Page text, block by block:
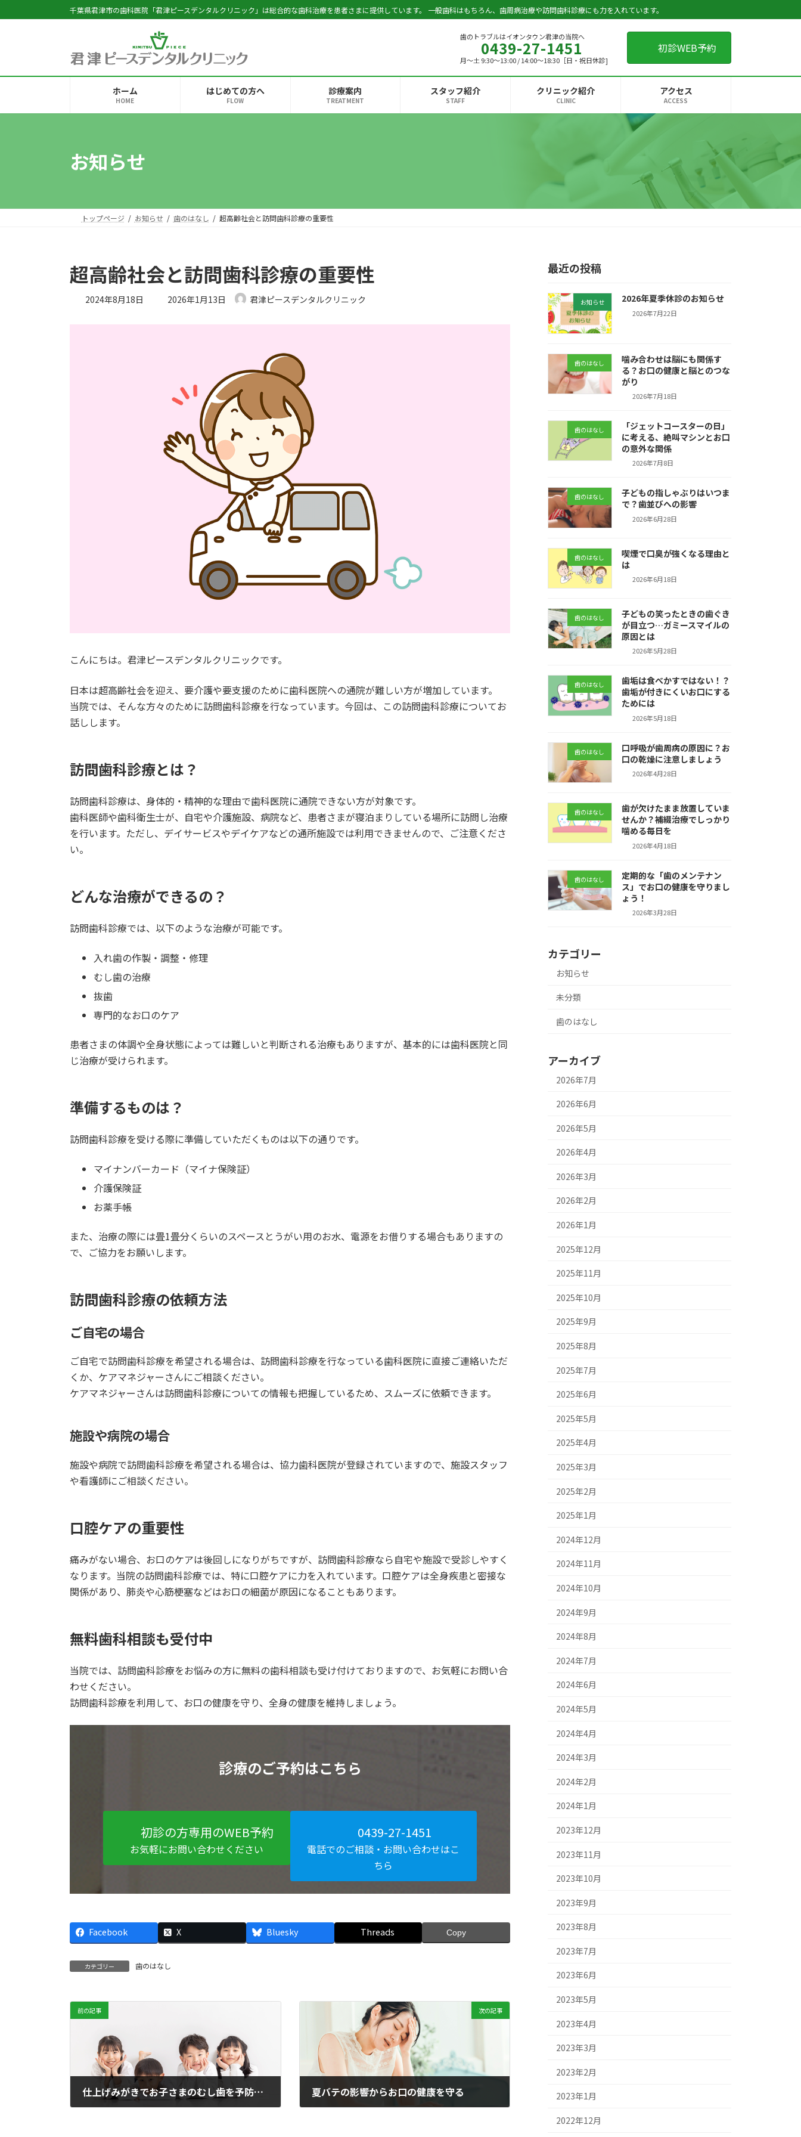
ン
へ
ビ
ョ
千葉県君津市の歯科医院「君津ピースデンタルクリニック」は総合的な歯科治療を患者さまに提供しています。 一般歯科はもちろん、歯周病治療や訪問歯科診療にも力を入れています。
歯のトラブルはイオンタウン君津の当院へ
0439-27-1451
月～土 9:30～13:00 / 14:00～18:30［日・祝日休診]
初診WEB予約
ホーム
HOME
はじめての方へ
FLOW
診療案内
TREATMENT
スタッフ紹介
STAFF
クリニック紹介
CLINIC
アクセス
ACCESS
お知らせ
トップページ お知らせ 歯のはなし 超高齢社会と訪問歯科診療の重要性
超高齢社会と訪問歯科診療の重要性
2024年8月18日
最
2026年1月13日 君津ピースデンタルクリニック
こんにちは。君津ピースデンタルクリニックです。
日本は超高齢社会を迎え、要介護や要支援のために歯科医院への通院が難しい方が増加しています。
当院では、そんな方々のために訪問歯科診療を行なっています。今回は、この訪問歯科診療についてお
話しします。
訪問歯科診療とは？
訪問歯科診療は、身体的・精神的な理由で歯科医院に通院できない方が対象です。
歯科医師や歯科衛生士が、自宅や介護施設、病院など、患者さまが寝泊まりしている場所に訪問し治療
を行います。ただし、デイサービスやデイケアなどの通所施設では利用できませんので、ご注意くださ
い。
どんな治療ができるの？
訪問歯科診療では、以下のような治療が可能です。
入れ歯の作製・調整・修理
むし歯の治療
抜歯
専門的なお口のケア
患者さまの体調や全身状態によっては難しいと判断される治療もありますが、基本的には歯科医院と同
じ治療が受けられます。
準備するものは？
訪問歯科診療を受ける際に準備していただくものは以下の通りです。
マイナンバーカード（マイナ保険証）
介護保険証
お薬手帳
また、治療の際には畳1畳分くらいのスペースとうがい用のお水、電源をお借りする場合もありますの
で、ご協力をお願いします。
訪問歯科診療の依頼方法
ご自宅の場合
ご自宅で訪問歯科診療を希望される場合は、訪問歯科診療を行なっている歯科医院に直接ご連絡いただ
くか、ケアマネジャーさんにご相談ください。
ケアマネジャーさんは訪問歯科診療についての情報も把握しているため、スムーズに依頼できます。
施設や病院の場合
施設や病院で訪問歯科診療を希望される場合は、協力歯科医院が登録されていますので、施設スタッフ
や看護師にご相談ください。
口腔ケアの重要性
痛みがない場合、お口のケアは後回しになりがちですが、訪問歯科診療なら自宅や施設で受診しやすく
なります。当院の訪問歯科診療では、特に口腔ケアに力を入れています。口腔ケアは全身疾患と密接な
関係があり、肺炎や心筋梗塞などはお口の細菌が原因になることもあります。
無料歯科相談も受付中
当院では、訪問歯科診療をお悩みの方に無料の歯科相談も受け付けておりますので、お気軽にお問い合
わせください。
訪問歯科診療を利用して、お口の健康を守り、全身の健康を維持しましょう。
診療のご予約はこちら
初診の方専用のWEB予約
お気軽にお問い合わせください
0439-27-1451
電話でのご相談・お問い合わせはこ
ちら
Facebook X Bluesky Threads Copy
カテゴリー 歯のはなし
前の記事
仕上げみがきでお子さまのむし歯を予防する
次の記事
夏バテの影響からお口の健康を守る
最近の投稿
お知らせ 2026年夏季休診のお知らせ
2026年7月22日
歯のはなし
噛み合わせは脳にも関係す
る？お口の健康と脳とのつな
がり
2026年7月18日
歯のはなし
「ジェットコースターの日」
に考える、絶叫マシンとお口
の意外な関係
2026年7月8日
歯のはなし
子どもの指しゃぶりはいつま
で？歯並びへの影響
2026年6月28日
歯のはなし
喫煙で口臭が強くなる理由と
は
2026年6月18日
歯のはなし
子どもの笑ったときの歯ぐき
が目立つ…ガミースマイルの
原因とは
2026年5月28日
歯のはなし
歯垢は食べかすではない！？
歯垢が付きにくいお口にする
ためには
2026年5月18日
歯のはなし
口呼吸が歯周病の原因に？お
口の乾燥に注意しましょう
2026年4月28日
歯のはなし
歯が欠けたまま放置していま
せんか？補綴治療でしっかり
噛める毎日を
2026年4月18日
歯のはなし
定期的な「歯のメンテナン
ス」でお口の健康を守りまし
ょう！
2026年3月28日
カテゴリー
お知らせ
未分類
歯のはなし
アーカイブ
2026年7月
2026年6月
2026年5月
2026年4月
2026年3月
2026年2月
2026年1月
2025年12月
2025年11月
2025年10月
2025年9月
2025年8月
2025年7月
2025年6月
2025年5月
2025年4月
2025年3月
2025年2月
2025年1月
2024年12月
2024年11月
2024年10月
2024年9月
2024年8月
2024年7月
2024年6月
2024年5月
2024年4月
2024年3月
2024年2月
2024年1月
2023年12月
2023年11月
2023年10月
2023年9月
2023年8月
2023年7月
2023年6月
2023年5月
2023年4月
2023年3月
2023年2月
2023年1月
2022年12月